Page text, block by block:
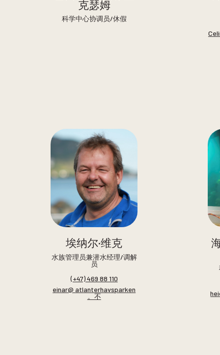
克瑟姆
科学中心协调员/休假
埃纳尔·维克
水族管理员兼潜水经理/调解
员
(+47) 469 88 110
einar@ atlanterhavsparken
。不